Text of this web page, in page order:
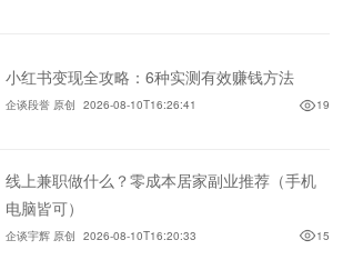
小红书变现全攻略：6种实测有效赚钱方法
企谈段誉 原创 2026-08-10T16:26:41 19
线上兼职做什么？零成本居家副业推荐（手机
电脑皆可）
企谈宇辉 原创 2026-08-10T16:20:33 15